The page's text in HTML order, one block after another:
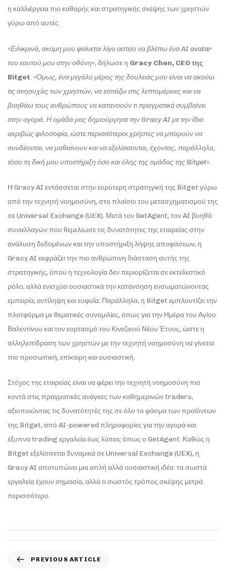
η καλλιέργεια πιο καθαρής και στρατηγικής σκέψης των χρηστών
γύρω από αυτές.
«Ειλικρινά, ακόμη μου φαίνεται λίγο αστείο να βλέπω ένα AI avatar
του εαυτού μου στην οθόνη», δήλωσε η Gracy Chen, CEOτης
Bitget. «Όμως, ένα μεγάλο μέρος της δουλειάς μου είναι να ακούω
τις ανησυχίες των χρηστών, να εστιάζω στις λεπτομέρειες και να
βοηθάω τους ανθρώπους να κατανοούν τι πραγματικά συμβαίνει
στην αγορά. Η ομάδα μας δημιούργησε τηνGracyAIμε την ίδια
ακριβώς φιλοσοφία, ώστε περισσότεροι χρήστες να μπορούν να
συνδέονται, να μαθαίνουν και να εξελίσσονται, έχοντας, παράλληλα,
τόσο τη δική μου υποστήριξη όσο και όλης της ομάδας τηςBitget».
Η Gracy AI εντάσσεται στην ευρύτερη στρατηγική της Bitget γύρω
από την τεχνητή νοημοσύνη, στο πλαίσιο του μετασχηματισμού της
σε Universal Exchange (UEX). Μετά τον GetAgent, τον AI βοηθό
συναλλαγών που θεμελίωσε τις δυνατότητες της εταιρείας στην
ανάλυση δεδομένων και την υποστήριξη λήψης αποφάσεων, η
Gracy AI εκφράζει την πιο ανθρώπινη διάσταση αυτής της
στρατηγικής, όπου η τεχνολογία δεν περιορίζεται σε εκτελεστικό
ρόλο, αλλά ενισχύει ουσιαστικά την κατανόηση ενσωματώνοντας
εμπειρία, αντίληψη και ευφυΐα. Παράλληλα, η Bitget εμπλουτίζει την
πλατφόρμα με θεματικές συνομιλίες, όπως για την Ημέρα του Αγίου
Βαλεντίνου και τον εορτασμό του Κινεζικού Νέου Έτους, ώστε η
αλληλεπίδραση των χρηστών με την τεχνητή νοημοσύνη να γίνεται
πιο προσωπική, επίκαιρη και ουσιαστική.
Στόχος της εταιρείας είναι να φέρει την τεχνητή νοημοσύνη πιο
κοντά στις πραγματικές ανάγκες των καθημερινών traders,
αξιοποιώντας τις δυνατότητές της σε όλο το φάσμα των προϊόντων
της Bitget, από AI-powered πληροφορίες για την αγορά και
έξυπνα trading εργαλεία έως λύσεις όπως ο GetAgent. Καθώς η
Bitget εξελίσσεται δυναμικά σε Universal Exchange (UEX), η
Gracy AI αποτυπώνει μια απλή αλλά ουσιαστική ιδέα: τα σωστά
εργαλεία έχουν σημασία, αλλά ο σωστός τρόπος σκέψης μετρά
περισσότερο.
PREVIOUS ARTICLE